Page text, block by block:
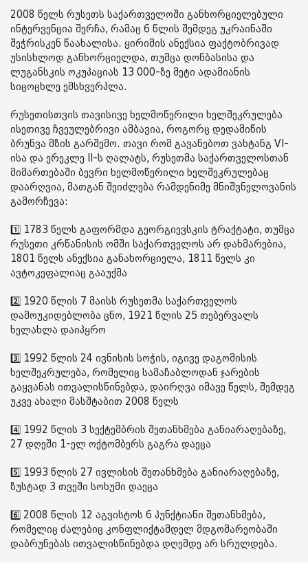
2008 წელს რუსეთს საქართველოში განხორციელებული
ინტერვენცია შერჩა, რამაც 6 წლის შემდეგ უკრაინაში
შეჭრისკენ წაახალისა. ყირიმის ანექსია ფაქტობრივად
უსისხლოდ განხორციელდა, თუმცა დონბასისა და
ლუგანსკის ოკუპაციას 13 000-ზე მეტი ადამიანის
სიცოცხლე ემსხვერპლა.
რუსეთისთვის თავისივე ხელმოწერილი ხელშეკრულება
ისეთივე ჩვეულებრივი ამბავია, როგორც დედამიწის
ბრუნვა მზის გარშემო. თავი რომ გავანებოთ ვახტანგ VI-
ისა და ერეკლე II-ს ღალატს, რუსეთმა საქართველოსთან
მიმართებაში ბევრი ხელმოწერილი ხელშეკრულებაც
დაარღვია, მათგან შეიძლება რამდენიმე მნიშვნელოვანის
გამორჩევა:
1️⃣ 1783 წელს გაფორმდა გეორგიევსკის ტრაქტატი, თუმცა
რუსეთი კრწანისის ომში საქართველოს არ დახმარებია,
1801 წელს ანექსია განახორციელა, 1811 წელს კი
ავტოკეფალიაც გააუქმა
2️⃣ 1920 წლის 7 მაისს რუსეთმა საქართველოს
დამოუკიდებლობა ცნო, 1921 წლის 25 თებერვალს
ხელახლა დაიპყრო
3️⃣ 1992 წლის 24 ივნისის სოჭის, იგივე დაგომისის
ხელშეკრულება, რომელიც სამაჩაბლოდან ჯარების
გაყვანას ითვალისწინებდა, დაირღვა იმავე წელს, შემდეგ
უკვე ახალი მასშტაბით 2008 წელს
4️⃣ 1992 წლის 3 სექტემბრის შეთანხმება განიარაღებაზე,
27 დღეში 1-ელ ოქტომბერს გაგრა დაეცა
5️⃣ 1993 წლის 27 ივლისის შეთანხმება განიარაღებაზე,
ზუსტად 3 თვეში სოხუმი დაეცა
6️⃣ 2008 წლის 12 აგვისტოს 6 პუნქტიანი შეთანხმება,
რომელიც ძალებიც კონფლიქტამდელ მდგომარეობაში
დაბრუნებას ითვალისწინებდა დღემდე არ სრულდება.